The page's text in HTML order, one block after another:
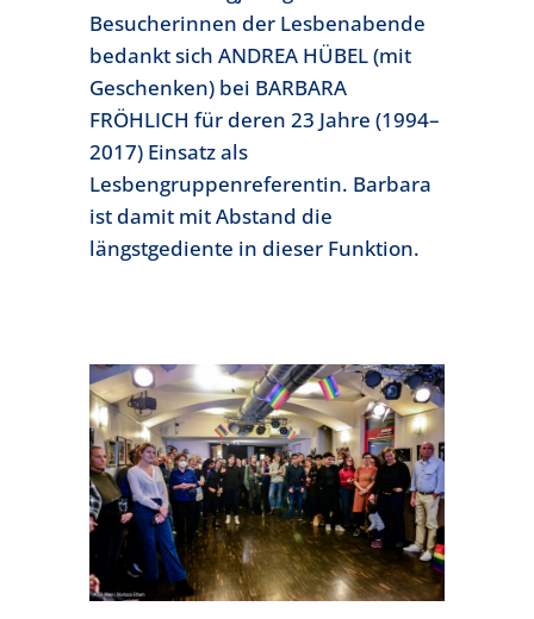
Besucherinnen der Lesbenabende
bedankt sich ANDREA HÜBEL (mit
Geschenken) bei BARBARA
FRÖHLICH für deren 23 Jahre (1994–
2017) Einsatz als
Lesbengruppenreferentin. Barbara
ist damit mit Abstand die
längstgediente in dieser Funktion.